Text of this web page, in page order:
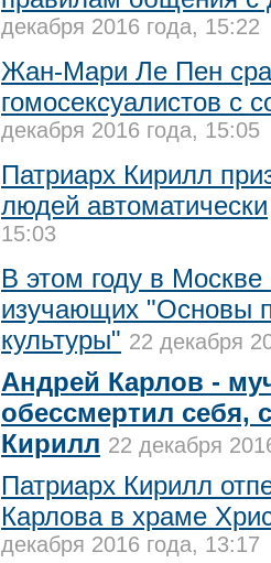
декабря 2016 года, 15:22
Жан-Мари Ле Пен
гомосексуалистов с
декабря 2016 года, 15:05
Патриарх Кирилл
людей автоматически
15:03
В этом году в
изучающих "Основы
культуры" 22 декабря
Андрей Карлов -
обессмертил себя,
Кирилл 22 декабря
Патриарх Кирилл
Карлова в храме
декабря 2016 года, 13:17